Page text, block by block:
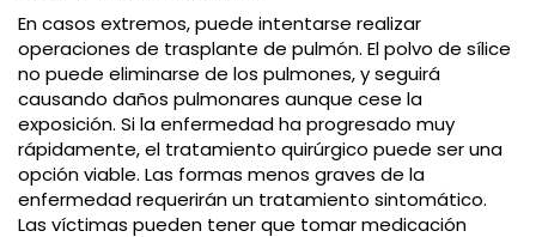
En casos extremos, puede intentarse realizar
operaciones de trasplante de pulmón. El polvo de sílice
no puede eliminarse de los pulmones, y seguirá
causando daños pulmonares aunque cese la
exposición. Si la enfermedad ha progresado muy
rápidamente, el tratamiento quirúrgico puede ser una
opción viable. Las formas menos graves de la
enfermedad requerirán un tratamiento sintomático.
Las víctimas pueden tener que tomar medicación